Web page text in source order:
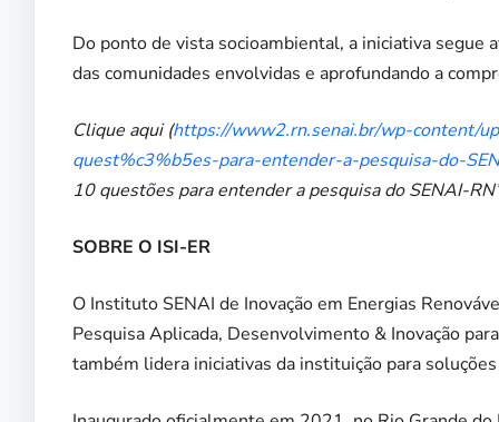
Do ponto de vista socioambiental, a iniciativa segue
das comunidades envolvidas e aprofundando a
Clique aqui (https://www2.rn.senai.br/wp-content/
quest%c3%b5es-para-entender-a-pesquisa-do-
10 questões para entender a pesquisa do SENAI-
SOBRE O ISI-ER
O Instituto SENAI de Inovação em Energias
Pesquisa Aplicada, Desenvolvimento & Inovação
também lidera iniciativas da instituição para